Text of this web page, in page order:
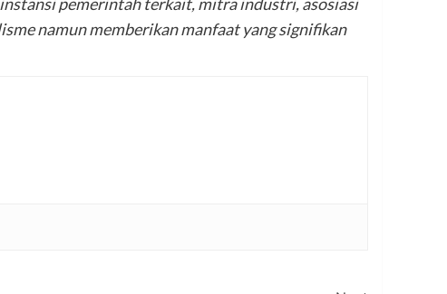
namun memberikan manfaat yang signifikan